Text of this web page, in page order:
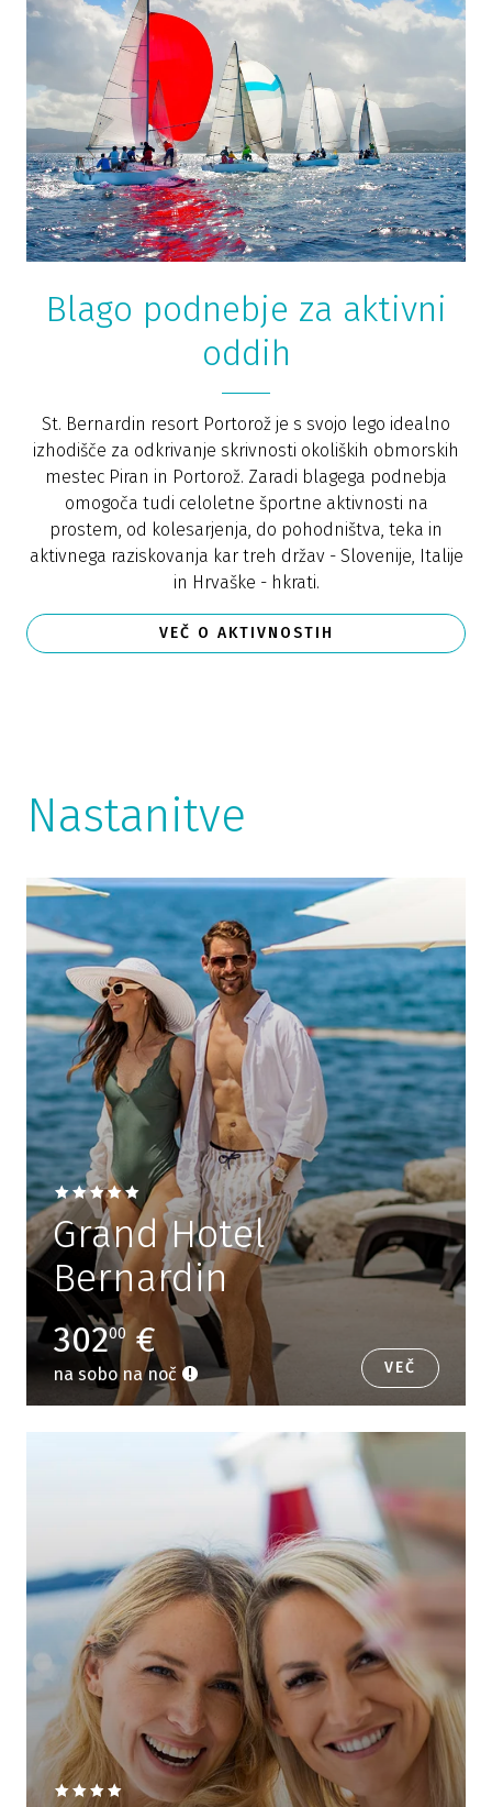
Blago podnebje za aktivni
oddih
St. Bernardin resort Portorož je s svojo lego idealno
izhodišče za odkrivanje skrivnosti okoliških obmorskih
mestec Piran in Portorož. Zaradi blagega podnebja
omogoča tudi celoletne športne aktivnosti na
prostem, od kolesarjenja, do pohodništva, teka in
aktivnega raziskovanja kar treh držav - Slovenije, Italije
in Hrvaške - hkrati.
VEČ O AKTIVNOSTIH
Nastanitve
Grand Hotel
Bernardin
30200 €
na sobo na noč VEČ